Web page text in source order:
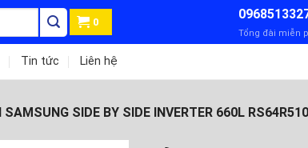
0
Tổng đài miễn
Tin tức Liên hệ
SIDE BY SIDE INVERTER 660L